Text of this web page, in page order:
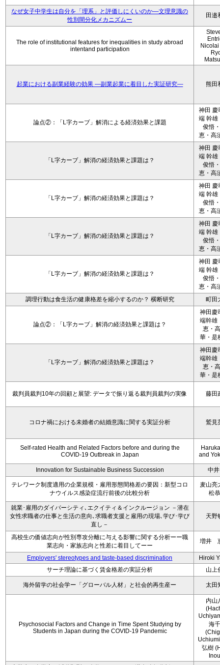
なぜ女子中学生は自分を「理系」と評価しにくいのか—文理意識の
性別間分化メカニズムー
田邉
The role of institutional features for inequalities in study abroad
intentand participation
起業における副業経験の効果 ―副業起業に着目した実証研究― 熊田
論点②：「L字カーブ」解消による経済効果と課題
神田 慶
端 幹雄
俊悟
恵・高
「L字カーブ」解消の経済効果と課題は？
神田 慶
端 幹雄
俊悟
恵・高
「L字カーブ」解消の経済効果と課題は？
神田 慶
端 幹雄
俊悟
恵・高
「L字カーブ」解消の経済効果と課題は？
神田 慶
端 幹雄
俊悟
恵・高
「L字カーブ」解消の経済効果と課題は？
神田 慶
端 幹雄
俊悟
恵・高
調理行動は食生活の健康格差を縮小するのか？ 横断研究
町田
論点②：「L字カーブ」解消の経済効果と課題は？
神田慶
端幹雄
恵・
華・是
「L字カーブ」解消の経済効果と課題は？
神田慶
端幹雄
恵・
華・是
裁判員裁判10年の回顧と展望: データで振り返る裁判員裁判の実像 藤田
コロナ禍における未婚者の結婚意識に関する実証分析 鷲見
Self-rated Health and Related Factors before and during the
COVID-19 Outbreak in Japan
and
Innovation for Sustainable Business Succession 中
テレワーク制度適用の企業規模・雇用形態間格差の要因：新型コロ
ナウイルス感染症流行前後の比較分析
麦山亮
松
就業･雇用のダイバーシティ､エクイティ＆インクルージョン －潜在
女性求職者の仕事と生活の意向､求職者支援と雇用の現場､学び･学び
直し－
天野
高校生の価値志向が性別専攻分離に与える影響に関する分析ーー職
業志向・家族志向と性差に着目してーー
増井
Employers' stereotypes and taste-based discrimination
Hiroki
サーチ理論に基づく賃金格差の実証分析
山上
海外留学の社会学ー「グローバル人材」と社会的再生産ー 太田
Psychosocial Factors and Change in Time Spent Studying by
Students in Japan during the COVID-19 Pandemic
内山
海
弘樹